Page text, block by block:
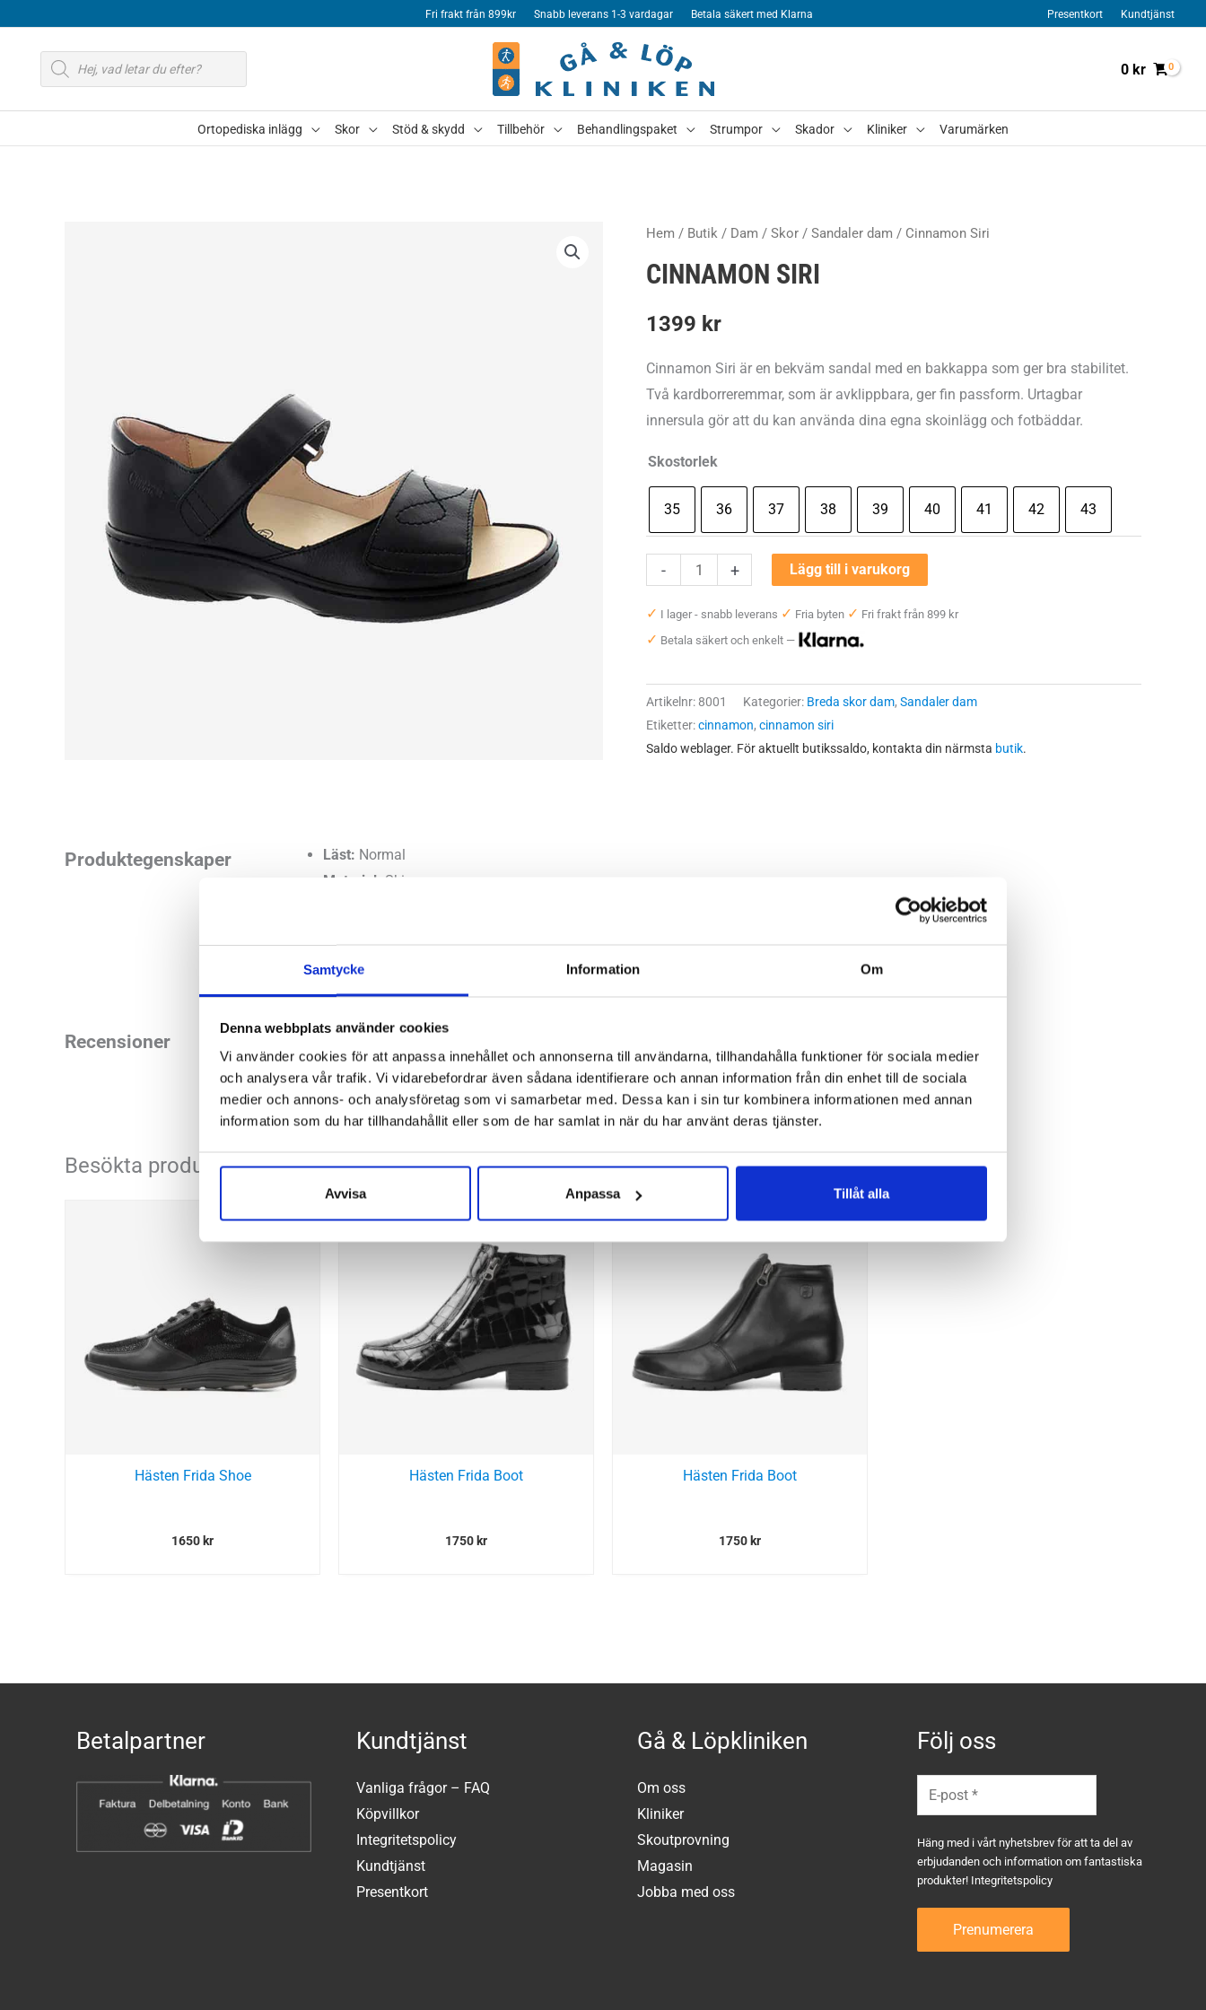
Samtycke Information Om
Denna webbplats använder cookies
Vi använder cookies för att anpassa innehållet och annonserna till användarna, tillhandahålla funktioner för sociala medier
och analysera vår trafik. Vi vidarebefordrar även sådana identifierare och annan information från din enhet till de sociala
medier och annons- och analysföretag som vi samarbetar med. Dessa kan i sin tur kombinera informationen med annan
information som du har tillhandahållit eller som de har samlat in när du har använt deras tjänster.
Avvisa Anpassa Tillåt alla
Fri frakt från 899kr Snabb leverans 1-3 vardagar Betala säkert med Klarna Presentkort Kundtjänst
Produktsökning
0 kr
Ortopediska inlägg Skor Stöd & skydd Tillbehör Behandlingspaket Strumpor Skador Kliniker Varumärken
Hem / Butik / Dam / Skor / Sandaler dam / Cinnamon Siri
CINNAMON SIRI
1399 kr
Cinnamon Siri är en bekväm sandal med en bakkappa som ger bra stabilitet.
Två kardborreremmar, som är avklippbara, ger fin passform. Urtagbar
innersula gör att du kan använda dina egna skoinlägg och fotbäddar.
Skostorlek
35 36 37 38 39 40 41 42 43
-
Cinnamon
mängd
+ Lägg till i varukorg
✓ I lager - snabb leverans ✓ Fria byten ✓ Fri frakt från 899 kr
✓ Betala säkert och enkelt —
Artikelnr: 8001 Kategorier: Breda skor dam, Sandaler dam
Etiketter:cinnamon, cinnamon siri
Saldo weblager. För aktuellt butikssaldo, kontakta din närmsta butik.
Produktegenskaper Läst: Normal
Material: Skinn
Recensioner
Besökta produkter
Hästen Frida Shoe
1650 kr
Hästen Frida Boot
1750 kr
Hästen Frida Boot
1750 kr
Betalpartner Kundtjänst
Vanliga frågor – FAQ
Köpvillkor
Integritetspolicy
Kundtjänst
Presentkort
Gå & Löpkliniken
Om oss
Kliniker
Skoutprovning
Magasin
Jobba med oss
Följ oss
Häng med i vårt nyhetsbrev för att ta del av
erbjudanden och information om fantastiska
produkter! Integritetspolicy